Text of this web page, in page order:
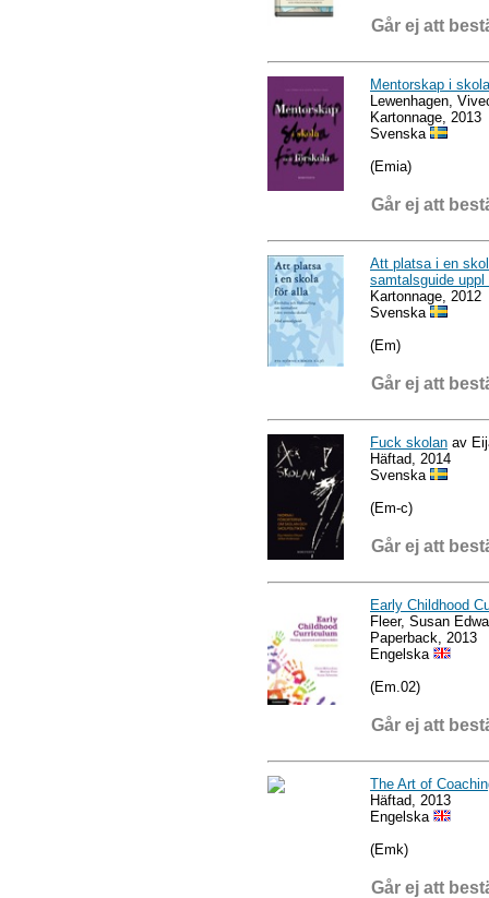
Går ej att
Mentorskap i
Lewenhagen,
Kartonnage, 2013
Svenska
(Emia)
Går ej att
Att platsa i en
samtalsguide uppl
Kartonnage, 2012
Svenska
(Em)
Går ej att
Fuck skolan av
Häftad, 2014
Svenska
(Em-c)
Går ej att
Early Childhood
Fleer, Susan
Paperback, 2013
Engelska
(Em.02)
Går ej att
The Art of
Häftad, 2013
Engelska
(Emk)
Går ej att